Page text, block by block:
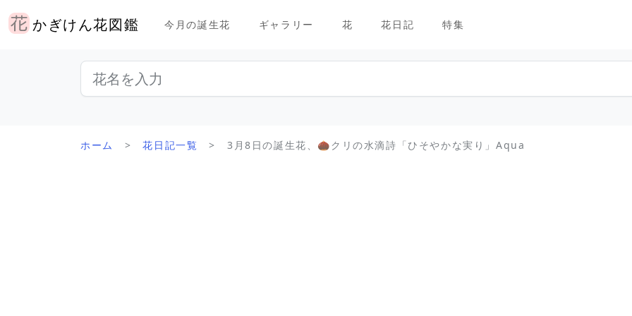
かぎけん花図鑑 今月の誕生花 ギャラリー 花 花日記 特集
ホーム 花日記一覧 3月8日の誕生花、🌰クリの水滴詩「ひそやかな実り」Aqua